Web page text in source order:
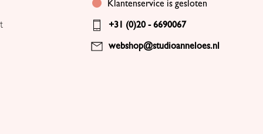
Klantenservice is gesloten
+31 (0)20 - 6690067
webshop@studioanneloes.nl